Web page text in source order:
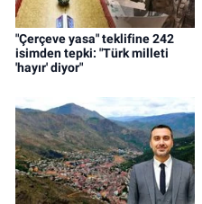
"Çerçeve yasa" teklifine 242
isimden tepki: "Türk milleti
'hayır' diyor"